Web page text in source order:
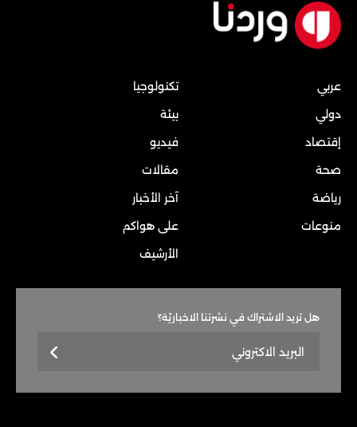
عربي
دولي
إقتصاد
صحة
رياضة
منوعات
تكنولوجيا
بيئة
فيديو
مقالات
آخر الأخبار
على هواكم
الأرشيف
هل تريد الاشتراك في نشرتنا الاخباريّة؟